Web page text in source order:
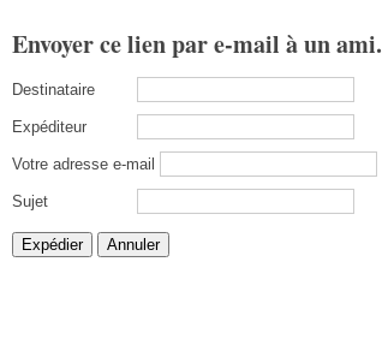
Envoyer ce lien par e-mail à un ami.
Destinataire
Expéditeur
Votre adresse e-mail
Sujet
Expédier Annuler